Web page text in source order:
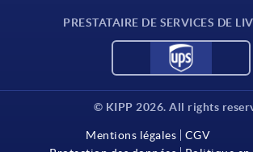
PRESTATAIRE DE SERVICES DE
© KIPP 2026. All rights
Mentions légales
CGV